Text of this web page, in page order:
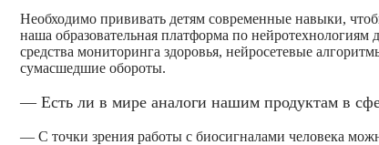
Необходимо прививать детям современные навыки,
наша образовательная платформа по
средства мониторинга здоровья, нейросетевые
сумасшедшие обороты.
— Есть ли в мире аналоги нашим продуктам в
— С точки зрения работы с биосигналами человека